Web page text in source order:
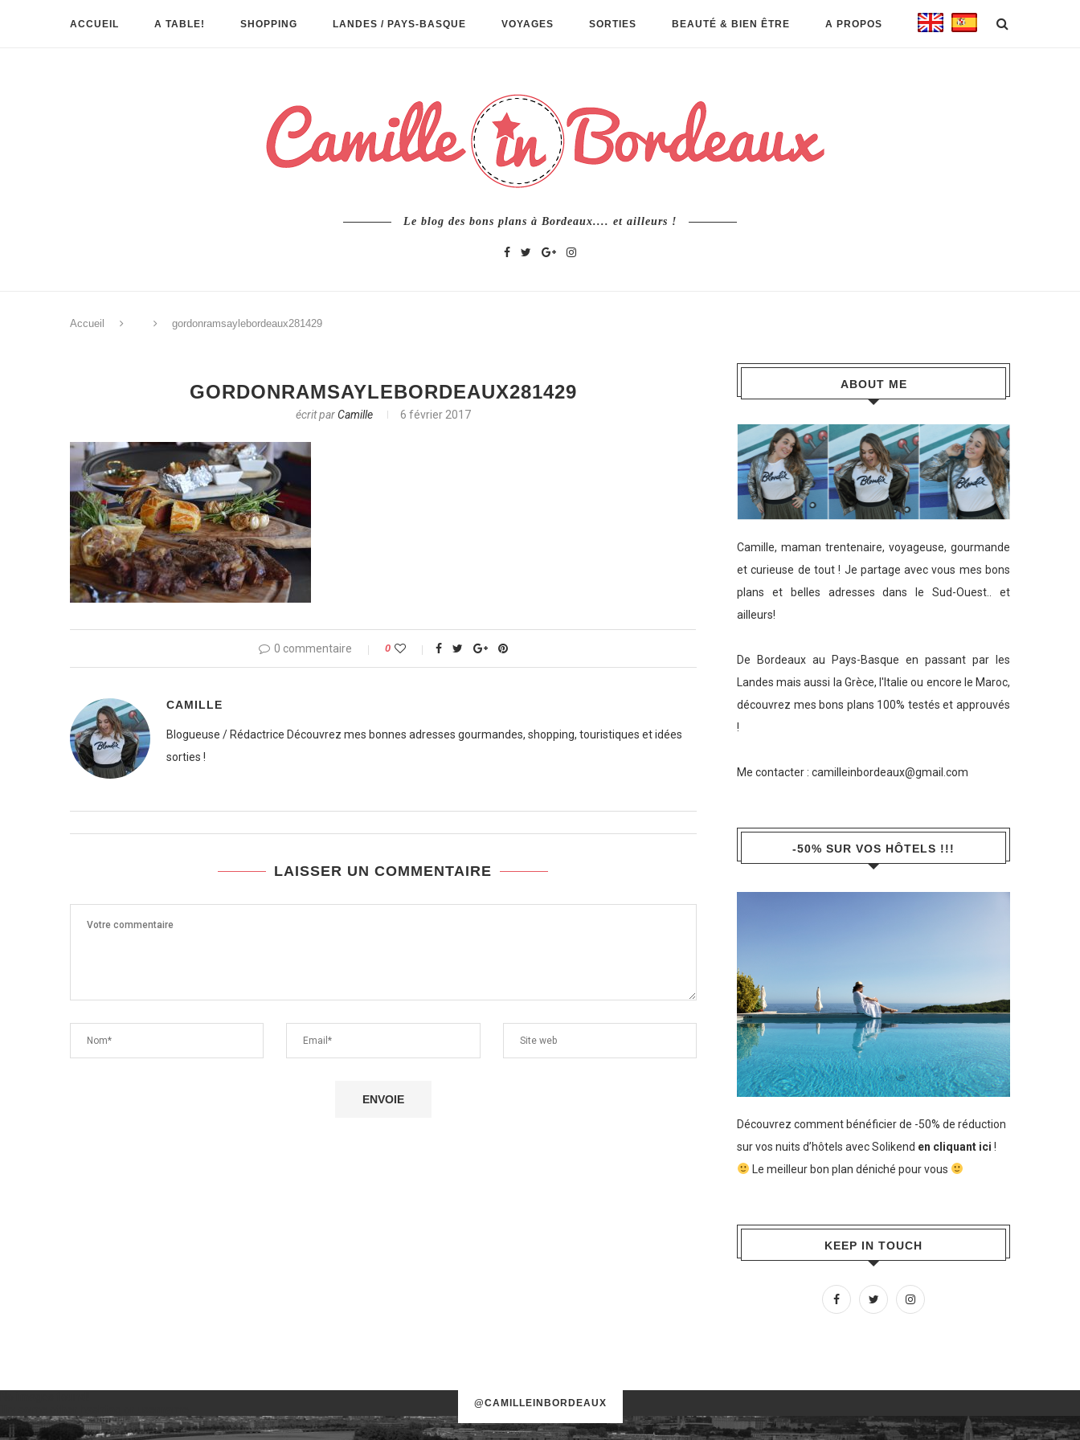
ACCUEIL A TABLE! SHOPPING LANDES / PAYS-BASQUE VOYAGES SORTIES BEAUTÉ & BIEN ÊTRE A PROPOS
Le blog des bons plans à Bordeaux.... et ailleurs !
Accueil gordonramsaylebordeaux281429
GORDONRAMSAYLEBORDEAUX281429
écrit parCamille 6 février 2017
0 commentaire 0
CAMILLE
Blogueuse / Rédactrice Découvrez mes bonnes adresses gourmandes, shopping, touristiques et idées
sorties !
LAISSER UN COMMENTAIRE
ABOUT ME
Camille, maman trentenaire, voyageuse, gourmande
et curieuse de tout ! Je partage avec vous mes bons
plans et belles adresses dans le Sud-Ouest.. et
ailleurs!
De Bordeaux au Pays-Basque en passant par les
Landes mais aussi la Grèce, l'Italie ou encore le Maroc,
découvrez mes bons plans 100% testés et approuvés
!
Me contacter : camilleinbordeaux@gmail.com
-50% SUR VOS HÔTELS !!!
Découvrez comment bénéficier de -50% de réduction
sur vos nuits d’hôtels avec Solikend en cliquant ici !
Le meilleur bon plan déniché pour vous
KEEP IN TOUCH
@CAMILLEINBORDEAUX